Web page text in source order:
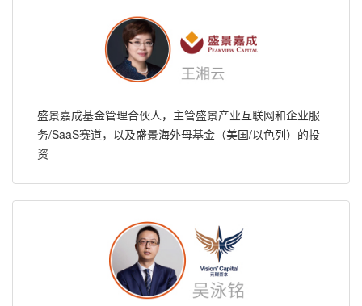
盛景嘉成基金管理合伙人，主管盛景产业互联网和企业服
务/SaaS赛道，以及盛景海外母基金（美国/以色列）的投
资